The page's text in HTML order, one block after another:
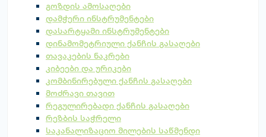
გოზდის ამოსაღები
დამჭერი ინსტრუმენტები
დასარტყამი ინსტრუმენტები
დინამომეტრიული ქანჩის გასაღები
თავაკების ნაკრები
კიბეები და ურიკები
კომბინირებული ქანჩის გასაღები
მოძრავი თავით
რეგულირებადი ქანჩის გასაღები
რეზბის საჭრელი
საკანალიზაციო მილების საწმენდი